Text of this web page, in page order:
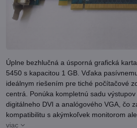
Úplne bezhlučná a úsporná grafická
5450 s kapacitou 1 GB. Vďaka
ideálnym riešením pre tiché počítačové
centrá. Ponúka kompletnú sadu
digitálneho DVI a analógového VGA, čo
kompatibilitu s akýmkoľvek monitorom
viac